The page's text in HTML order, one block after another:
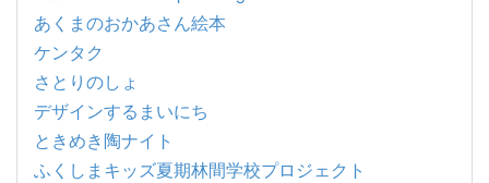
あくまのおかあさん絵本
ケンタク
さとりのしょ
デザインするまいにち
ときめき陶ナイト
ふくしまキッズ夏期林間学校プロジェクト